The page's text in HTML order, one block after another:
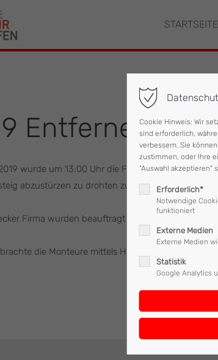
leider
Der Eintrag "offcanvas-col2"
STARTSEITE
Entfernen von
wurde um 13:00 Uhr die Feuerwehr
abzustürzen zu drohten zu entfernen.
Firma wurden beauftragt die Schäden in
die Monteure mittels Hubrettungsgerät
Cookie Hinweis: Wir
sind erforderlich,
verbessern. Sie
zustimmen, oder Ihre
"Auswahl akzeptieren"
Erforderlich*
Notwendige
funktioniert
Externe Medien
Externe Medien
Statistik
Google Analytics